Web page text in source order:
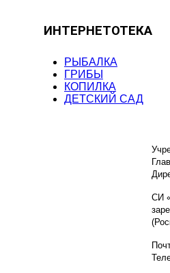
ИНТЕРНЕТОТЕКА
РЫБАЛКА
ГРИБЫ
КОПИЛКА
ДЕТСКИЙ САД
СИ